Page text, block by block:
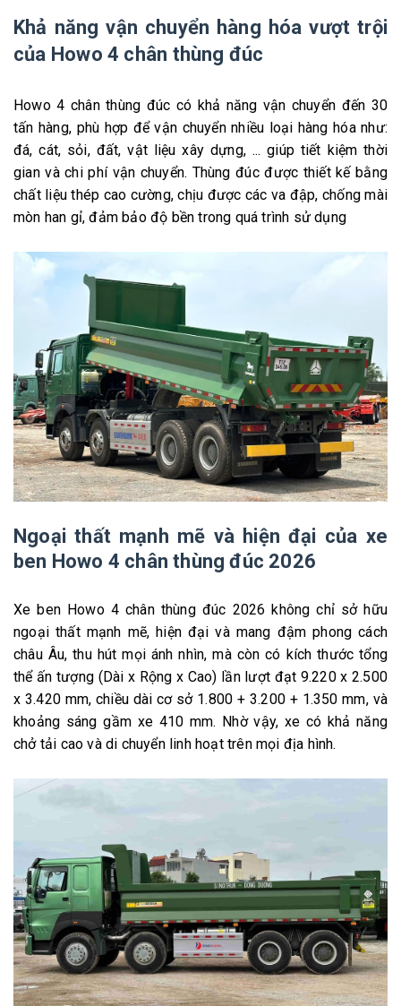
Khả năng vận chuyển hàng hóa vượt trội
của Howo 4 chân thùng đúc
Howo 4 chân thùng đúc có khả năng vận chuyển đến 30
tấn hàng, phù hợp để vận chuyển nhiều loại hàng hóa như:
đá, cát, sỏi, đất, vật liệu xây dựng, ... giúp tiết kiệm thời
gian và chi phí vận chuyển. Thùng đúc được thiết kế bằng
chất liệu thép cao cường, chịu được các va đập, chống mài
mòn han gỉ, đảm bảo độ bền trong quá trình sử dụng
Ngoại thất mạnh mẽ và hiện đại của xe
ben Howo 4 chân thùng đúc 2026
Xe ben Howo 4 chân thùng đúc 2026 không chỉ sở hữu
ngoại thất mạnh mẽ, hiện đại và mang đậm phong cách
châu Âu, thu hút mọi ánh nhìn, mà còn có kích thước tổng
thể ấn tượng (Dài x Rộng x Cao) lần lượt đạt 9.220 x 2.500
x 3.420 mm, chiều dài cơ sở 1.800 + 3.200 + 1.350 mm, và
khoảng sáng gầm xe 410 mm. Nhờ vậy, xe có khả năng
chở tải cao và di chuyển linh hoạt trên mọi địa hình.